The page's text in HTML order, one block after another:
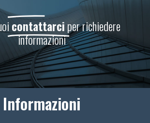
contattarciper richiedere
informazioni
Informazioni